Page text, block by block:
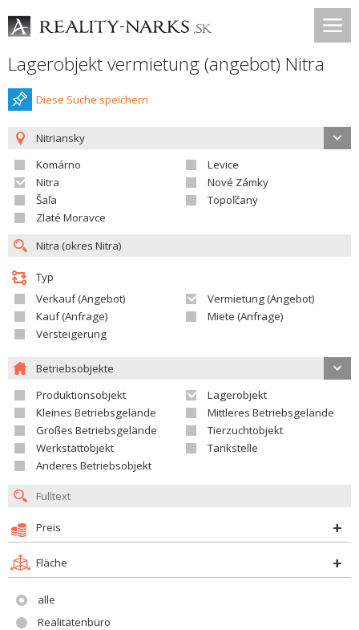
Lagerobjekt vermietung (angebot) Nitra
Diese Suche speichern
Nitriansky
Komárno
Levice
Nitra
Nové Zámky
Šaľa
Topoľčany
Zlaté Moravce
Typ
Verkauf (Angebot)
Vermietung (Angebot)
Kauf (Anfrage)
Miete (Anfrage)
Versteigerung
Betriebsobjekte
Produktionsobjekt
Lagerobjekt
Kleines Betriebsgelände
Mittleres Betriebsgelände
Großes Betriebsgelände
Tierzuchtobjekt
Werkstattobjekt
Tankstelle
Anderes Betriebsobjekt
Preis
Fläche
alle
Realitätenbüro